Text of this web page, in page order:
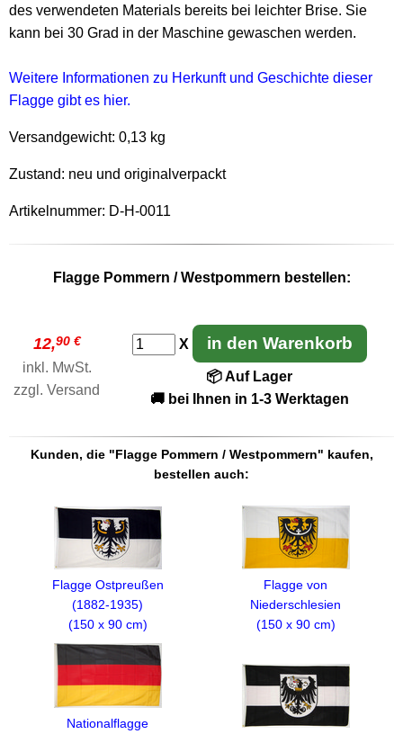
des verwendeten Materials bereits bei leichter Brise. Sie
kann bei 30 Grad in der Maschine gewaschen werden.
Weitere Informationen zu Herkunft und Geschichte dieser
Flagge gibt es hier.
Versandgewicht: 0,13 kg
Zustand: neu und originalverpackt
Artikelnummer: D-H-0011
Flagge Pommern / Westpommern bestellen:
12,90 €
inkl. MwSt.
zzgl. Versand
X in den Warenkorb
📦 Auf Lager
🚚 bei Ihnen in 1-3 Werktagen
Kunden, die "Flagge Pommern / Westpommern" kaufen,
bestellen auch:
Flagge Ostpreußen
(1882-1935)
(150 x 90 cm)
Flagge von
Niederschlesien
(150 x 90 cm)
Nationalflagge